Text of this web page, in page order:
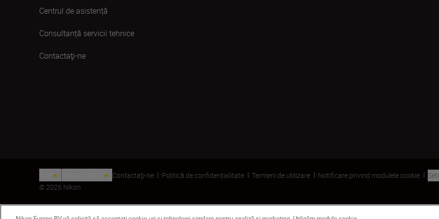
Centrul de asistență
Consultanță servicii tehnice
Contactaţi-ne
Contactaţi-ne Politică de confidențialitate Termeni de utilizare Notificare privind modulele cookie
© 2026 Nikon